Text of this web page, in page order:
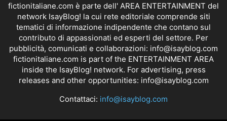
fictionitaliane.com è parte dell' AREA ENTERTAINMENT del
network IsayBlog! la cui rete editoriale comprende siti
tematici di informazione indipendente che contano sul
contributo di appassionati ed esperti del settore. Per
pubblicità, comunicati e collaborazioni: info@isayblog.com
fictionitaliane.com is part of the ENTERTAINMENT AREA
inside the IsayBlog! network. For advertising, press
releases and other opportunities: info@isayblog.com
Contattaci: info@isayblog.com